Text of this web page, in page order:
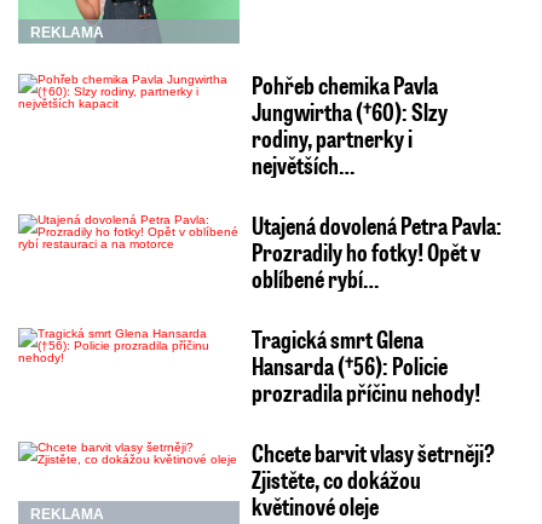
REKLAMA
Pohřeb chemika Pavla
Jungwirtha (†60): Slzy
rodiny, partnerky i
největších…
Utajená dovolená Petra Pavla:
Prozradily ho fotky! Opět v
oblíbené rybí…
Tragická smrt Glena
Hansarda (†56): Policie
prozradila příčinu nehody!
REKLAMA
Chcete barvit vlasy šetrněji?
Zjistěte, co dokážou
květinové oleje